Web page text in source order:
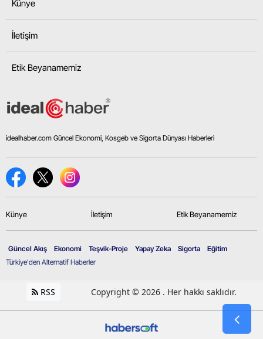
Künye
İletişim
Etik Beyanamemiz
idealhaber.com Güncel Ekonomi, Kosgeb ve Sigorta Dünyası Haberleri
Künye İletişim Etik Beyanamemiz
Türkiye'den Alternatif Haberler
Güncel Akış Ekonomi Teşvik-Proje Yapay Zeka Sigorta Eğitim
RSS Copyright © 2026 . Her hakkı saklıdır.